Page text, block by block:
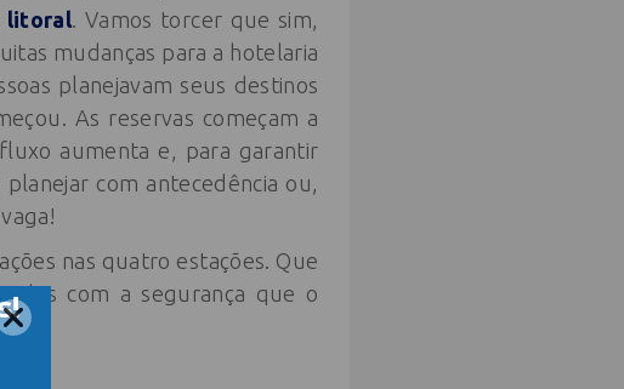
litoral. Vamos torcer que sim,
mudanças para a hotelaria
planejavam seus destinos
As reservas começam a
aumenta e, para garantir
com antecedência ou,
nas quatro estações. Que
com a segurança que o